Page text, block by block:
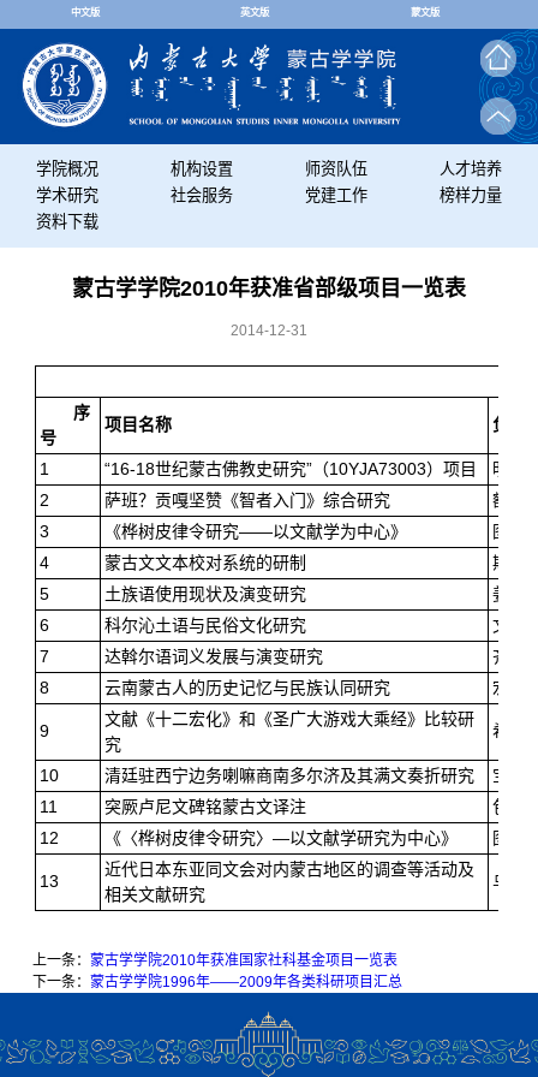
中文版 英文版 蒙文版
学院概况 机构设置 师资队伍
人才培养
学术研究
社会服务 党建工作
榜样力量
资料下载
蒙古学学院2010年获准省部级项目一览表
2014-12-31
序
号
项目名称 负责
1 “16-18世纪蒙古佛教史研究”（10YJA73003）项目
明·
2
萨班？贡嘎坚赞《智者入门》综合研究
额尔
3
《桦树皮律令研究——以文献学为中心》
图雅
4
蒙古文文本校对系统的研制
斯劳
5
土族语使用现状及演变研究
姜根
6
科尔沁土语与民俗文化研究
文化
7
达斡尔语词义发展与演变研究
齐布
8
云南蒙古人的历史记忆与民族认同研究 宏英
9
文献《十二宏化》和《圣广大游戏大乘经》比较研
究
希日
10 清廷驻西宁边务喇嘛商南多尔济及其满文奏折研究
宝音
11
突厥卢尼文碑铭蒙古文译注
包文
12
《〈桦树皮律令研究〉—以文献学研究为中心》 图雅
13
近代日本东亚同文会对内蒙古地区的调查等活动及
相关文献研究
乌力
上一条： 蒙古学学院2010年获准国家社科基金项目一览表
下一条： 蒙古学学院1996年——2009年各类科研项目汇总